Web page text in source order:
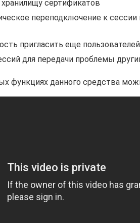
сертификатов
переподключение к сессии
пригласить еще
для передачи проблемы
функциях данного средства